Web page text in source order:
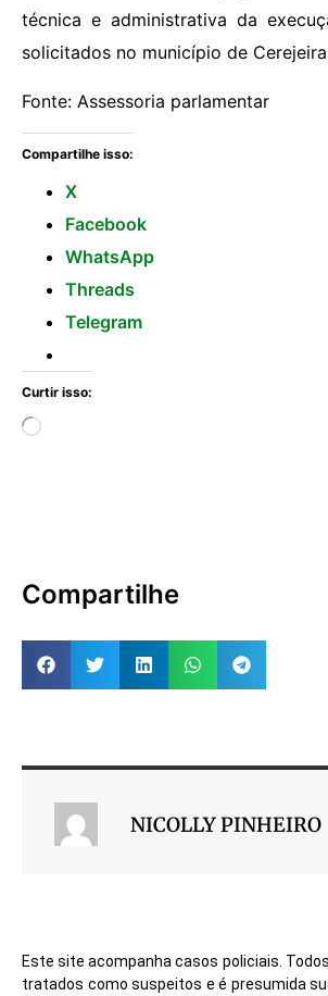
técnica e administrativa da
solicitados no município de
Fonte: Assessoria parlamentar
Compartilhe isso:
X
Facebook
WhatsApp
Threads
Telegram
Curtir isso:
Compartilhe
NICOLLY PINHEIRO
Este site acompanha casos policiais.
tratados como suspeitos e é presumida